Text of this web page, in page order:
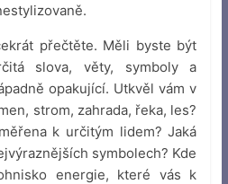
přečtěte. Měli byste být
slova, věty, symboly a
opakující. Utkvěl vám v
strom, zahrada, řeka, les?
k určitým lidem? Jaká
symbolech? Kde
energie, které vás k